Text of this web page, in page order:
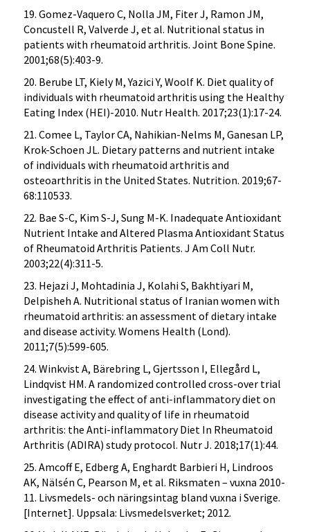
19. Gomez-Vaquero C, Nolla JM, Fiter J, Ramon JM,
Concustell R, Valverde J, et al. Nutritional status in
patients with rheumatoid arthritis. Joint Bone Spine.
2001;68(5):403-9.
20. Berube LT, Kiely M, Yazici Y, Woolf K. Diet quality of
individuals with rheumatoid arthritis using the Healthy
Eating Index (HEI)-2010. Nutr Health. 2017;23(1):17-24.
21. Comee L, Taylor CA, Nahikian-Nelms M, Ganesan LP,
Krok-Schoen JL. Dietary patterns and nutrient intake
of individuals with rheumatoid arthritis and
osteoarthritis in the United States. Nutrition. 2019;67-
68:110533.
22. Bae S-C, Kim S-J, Sung M-K. Inadequate Antioxidant
Nutrient Intake and Altered Plasma Antioxidant Status
of Rheumatoid Arthritis Patients. J Am Coll Nutr.
2003;22(4):311-5.
23. Hejazi J, Mohtadinia J, Kolahi S, Bakhtiyari M,
Delpisheh A. Nutritional status of Iranian women with
rheumatoid arthritis: an assessment of dietary intake
and disease activity. Womens Health (Lond).
2011;7(5):599-605.
24. Winkvist A, Bärebring L, Gjertsson I, Ellegård L,
Lindqvist HM. A randomized controlled cross-over trial
investigating the effect of anti-inflammatory diet on
disease activity and quality of life in rheumatoid
arthritis: the Anti-inflammatory Diet In Rheumatoid
Arthritis (ADIRA) study protocol. Nutr J. 2018;17(1):44.
25. Amcoff E, Edberg A, Enghardt Barbieri H, Lindroos
AK, Nälsén C, Pearson M, et al. Riksmaten – vuxna 2010-
11. Livsmedels- och näringsintag bland vuxna i Sverige.
[Internet]. Uppsala: Livsmedelsverket; 2012.